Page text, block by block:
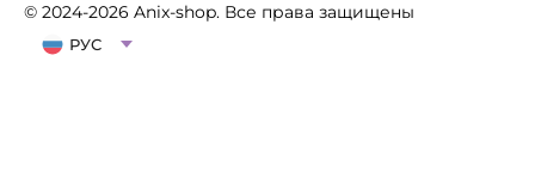
© 2024-2026 Anix-shop. Все права защищены
РУС